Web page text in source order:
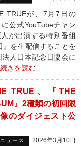
TRUEが、7月7日の
に公式YouTubeチャン
が出演する特別番組
』を生配信することを
人日本記念日協会に
続きを読む
TRUE、『THE
』2種類の初回限
のダイジェスト公
ュース 2026年3月10日